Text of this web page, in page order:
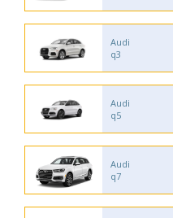
Audi
q3
Audi
q5
Audi
q7